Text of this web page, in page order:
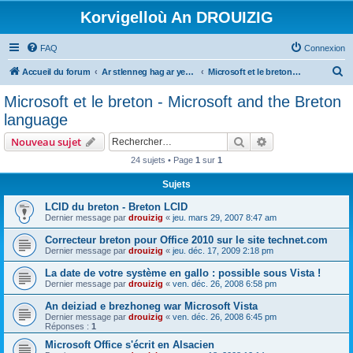
Korvigelloù An DROUIZIG
FAQ Connexion
Accueil du forum Ar stlenneg hag ar yezhoù bihan er bed a-bezh Microsoft et le breton - Microsoft and the Breton language
Microsoft et le breton - Microsoft and the Breton
language
Nouveau sujet Rechercher
24 sujets • Page 1 sur 1
Sujets
LCID du breton - Breton LCID
Dernier message par drouizig « jeu. mars 29, 2007 8:47 am
Correcteur breton pour Office 2010 sur le site technet.com
Dernier message par drouizig « jeu. déc. 17, 2009 2:18 pm
La date de votre système en gallo : possible sous Vista !
Dernier message par drouizig « ven. déc. 26, 2008 6:58 pm
An deiziad e brezhoneg war Microsoft Vista
Dernier message par drouizig « ven. déc. 26, 2008 6:45 pm
Réponses : 1
Microsoft Office s'écrit en Alsacien